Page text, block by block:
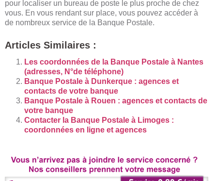
pour localiser un bureau de poste le plus proche de chez
vous. En vous rendant sur place, vous pouvez accéder à
de nombreux service de la Banque Postale.
Articles Similaires :
Les coordonnées de la Banque Postale à Nantes
(adresses, N°de téléphone)
Banque Postale à Dunkerque : agences et
contacts de votre banque
Banque Postale à Rouen : agences et contacts de
votre banque
Contacter la Banque Postale à Limoges :
coordonnées en ligne et agences